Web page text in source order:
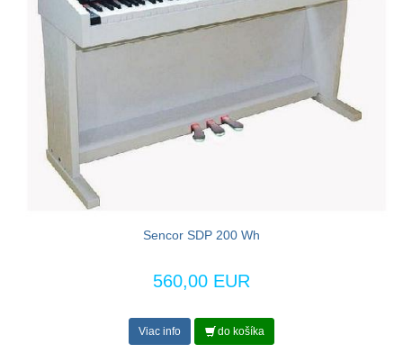
Sencor SDP 200 Wh
560,00 EUR
Viac info do košíka